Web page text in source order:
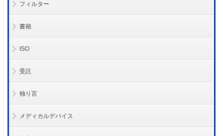
フィルター
書籍
ISO
受託
独り言
メディカルデバイス